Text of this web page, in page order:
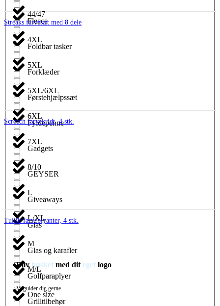
Fleece
Foldbar tasker
Forklæder
Førstehjælpssæt
Fyldepenne
Gadgets
GEYSER
Giveaways
Glas
Glas og karafler
Golfparaplyer
Grilltilbehør
44/47
4XL
5XL
5XL/6XL
6XL
7XL
8/10
L
L/XL
M
M/L
One size
Streaks farvesæt med 8 dele
Screech farvekridt, 4 stk.
Tullik farveblyanter, 4 stk.
Bliv husket med dit eget logo
Vi guider dig gerne.